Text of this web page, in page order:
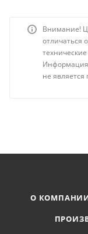
Внимание!
отличаться
Информация
не
О